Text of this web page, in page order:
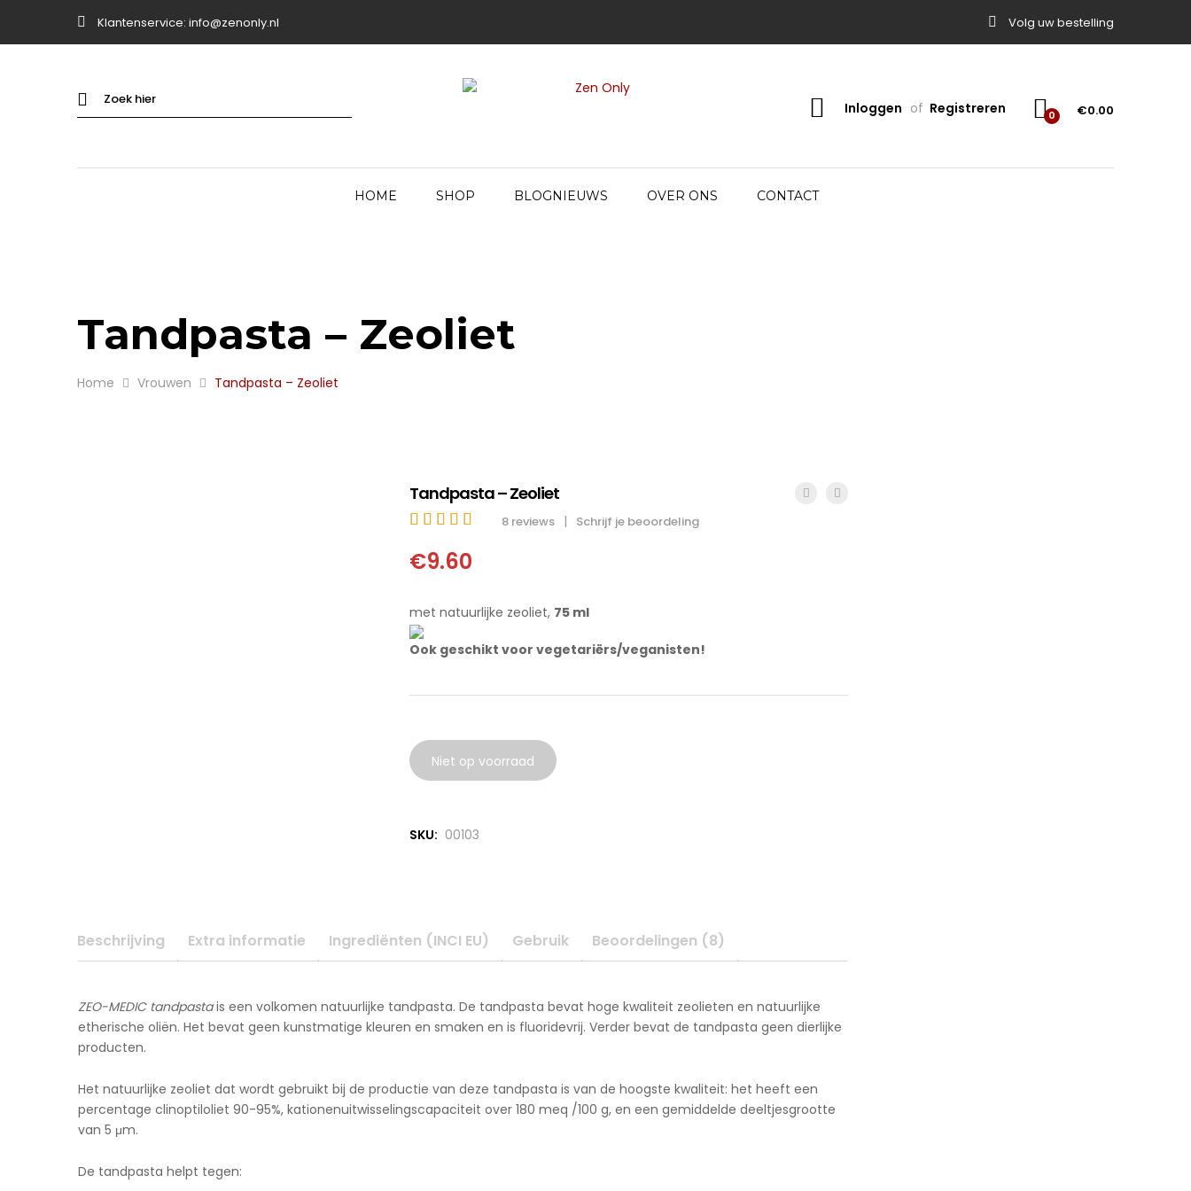
Klantenservice: info@zenonly.nl Volg uw bestelling
0 €0.00
Inloggen of Registreren
HOME SHOP BLOGNIEUWS OVER ONS CONTACT
Tandpasta – Zeoliet
Home Vrouwen Tandpasta – Zeoliet
Tandpasta – Zeoliet
out of 5
8 reviews | Schrijf je beoordeling
€9.60
met natuurlijke zeoliet, 75 ml
Ook geschikt voor vegetariërs/veganisten!
Niet op voorraad
SKU: 00103
Beschrijving Extra informatie Ingrediënten (INCI EU) Gebruik Beoordelingen (8)
ZEO-MEDIC tandpastais een volkomen natuurlijke tandpasta. De tandpasta bevat hoge kwaliteit zeolieten en natuurlijke
etherische oliën. Het bevat geen kunstmatige kleuren en smaken en is fluoridevrij. Verder bevat de tandpasta geen dierlijke
producten.
Het natuurlijke zeoliet dat wordt gebruikt bij de productie van deze tandpasta is van de hoogste kwaliteit: het heeft een
percentage clinoptiloliet 90-95%, kationenuitwisselingscapaciteit over 180 meq /100 g, en een gemiddelde deeltjesgrootte
van 5 μm.
De tandpasta helpt tegen: